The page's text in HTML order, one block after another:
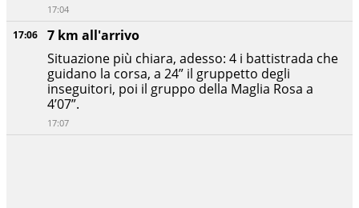
17:06
7 km all'arrivo
Situazione più chiara, adesso: 4 i battistrada che
guidano la corsa, a 24” il gruppetto degli
inseguitori, poi il gruppo della Maglia Rosa a
4’07”.
17:07
17:04